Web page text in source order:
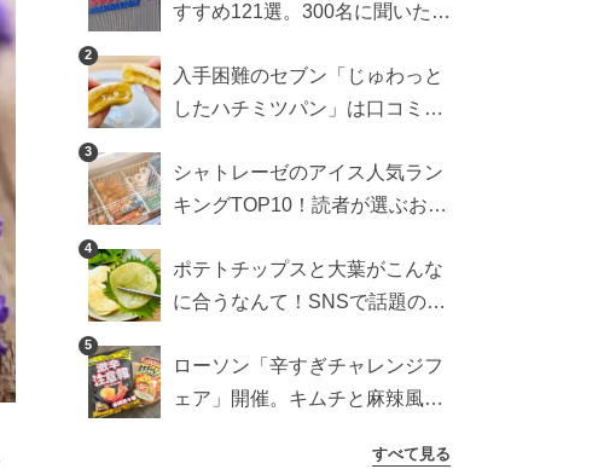
すすめ121選。300名に聞いた買
め商品も
2
入手困難のセブン「じゅわっと
したハチミツパン」は口コミ通
検証
3
シャトレーゼのアイス人気ラン
キングTOP10！読者が選ぶおす
4
ポテトチップスと大葉がこんな
に合うなんて！SNSで話題の食
5
ローソン「辛すぎチャレンジフ
ェア」開催。キムチと麻辣風の
すべて見る